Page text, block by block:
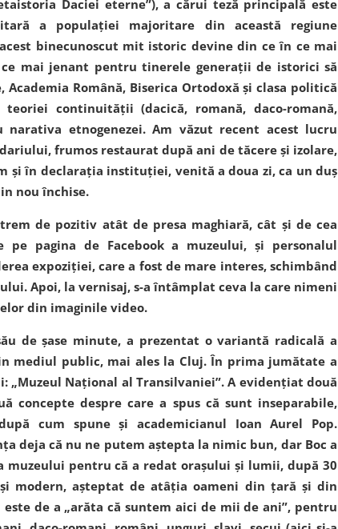
Daciei eterne”), a cărui teză principală este
a populației majoritare din această regiune
binecunoscut mit istoric devine din ce în ce mai
mai jenant pentru tinerele generații de istorici să
Română, Biserica Ortodoxă și clasa politică
continuității (dacică, romană, daco-romană,
etnogenezei. Am văzut recent acest lucru
frumos restaurat după ani de tăcere și izolare,
și în declarația instituției, venită a doua zi, ca un duș
nou închise.
de pozitiv atât de presa maghiară, cât și de cea
pagina de Facebook a muzeului, și personalul
expoziției, care a fost de mare interes, schimbând
Apoi, la vernisaj, s-a întâmplat ceva la care nimeni
din imaginile video.
de șase minute, a prezentat o variantă radicală a
mediul public, mai ales la Cluj. În prima jumătate a
„Muzeul Național al Transilvaniei”. A evidențiat două
concepte despre care a spus că sunt inseparabile,
cum spune și academicianul Ioan Aurel Pop.
deja că nu ne putem aștepta la nimic bun, dar Boc a
pentru că a redat orașului și lumii, după 30
modern, așteptat de atâția oameni din țară și din
de a „arăta că suntem aici de mii de ani”, pentru